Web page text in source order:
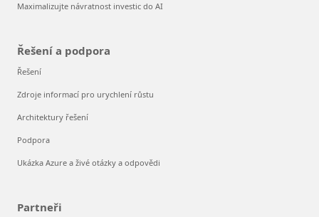
Maximalizujte návratnost investic do AI
Řešení a podpora
Řešení
Zdroje informací pro urychlení růstu
Architektury řešení
Podpora
Ukázka Azure a živé otázky a odpovědi
Partneři